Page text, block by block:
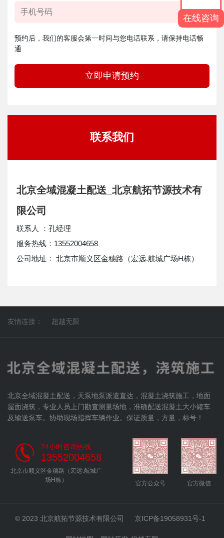
预约后，我们的客服会第一时间与您电话联系，请保持电话畅
通
立即申请预约
联系我们
北京全域混凝土配送_北京航拓节源技术有
限公司
联系人 ：孔经理
服务热线：13552004658
公司地址： 北京市顺义区金穗路（宏远.航城广场H栋）
友情连接： 超越无限
北京全域混凝土配送，天泵地泵派遣直达，混凝土浇筑施工，地面
屋面浇筑，专业人员上门勘查测量场地，准确配送混凝土大小罐车
及输送泵车。协助现场指挥车辆作业。保证质量，方量，标号！
24小时咨询热线
13552004658
北京市顺义区金穗路（宏远.航城广
场H栋）
官方公众号 官方微信
© 2023 北京航拓节源技术有限公司 京ICP备19058931号-1
在线咨询